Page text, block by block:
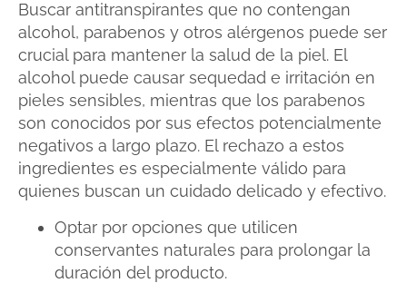
Buscar antitranspirantes que no contengan
alcohol, parabenos y otros alérgenos puede ser
crucial para mantener la salud de la piel. El
alcohol puede causar sequedad e irritación en
pieles sensibles, mientras que los parabenos
son conocidos por sus efectos potencialmente
negativos a largo plazo. El rechazo a estos
ingredientes es especialmente válido para
quienes buscan un cuidado delicado y efectivo.
Optar por opciones que utilicen
conservantes naturales para prolongar la
duración del producto.